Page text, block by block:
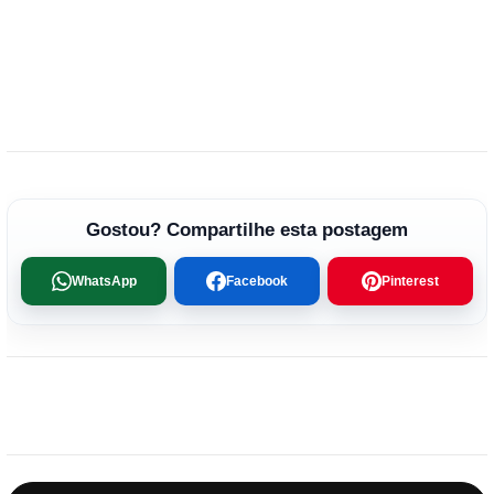
Gostou? Compartilhe esta postagem
WhatsApp Facebook Pinterest